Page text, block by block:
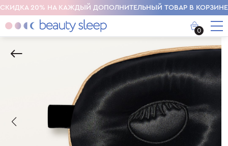
СКИДКА 20% НА КАЖДЫЙ ДОПОЛНИТЕЛЬНЫЙ ТОВАР В КОРЗИНЕ
0